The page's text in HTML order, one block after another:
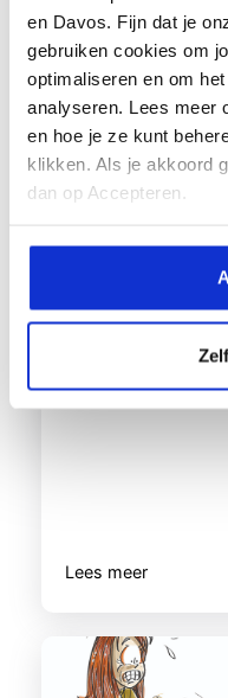
en Davos. Fijn dat je
gebruiken cookies om
optimaliseren en om
analyseren. Lees meer
en hoe je ze kunt
klikken. Als je akkoord
dan op Accepteren.
Hoe je leert
toch blijft dromen
Manuela zit in
pabo in
Lees meer